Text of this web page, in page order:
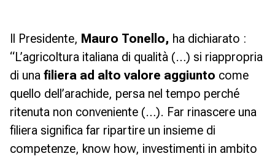
Il Presidente, Mauro Tonello, ha dichiarato :
“L’agricoltura italiana di qualità (…) si riappropria
di una filiera ad alto valore aggiunto come
quello dell’arachide, persa nel tempo perché
ritenuta non conveniente (…). Far rinascere una
filiera significa far ripartire un insieme di
competenze, know how, investimenti in ambito